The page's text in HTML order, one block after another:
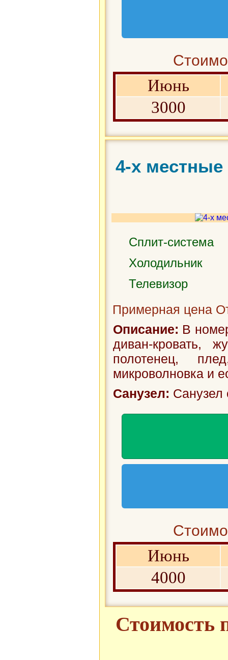
Июнь
3000
4-х
Сплит-система
Холодильник
Телевизор
Примерная цена
Описание: В
диван-кровать,
полотенец,
микроволновка и
Санузел:
Июнь
4000
Стоимость